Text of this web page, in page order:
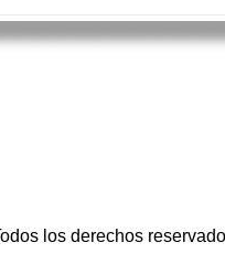
los derechos